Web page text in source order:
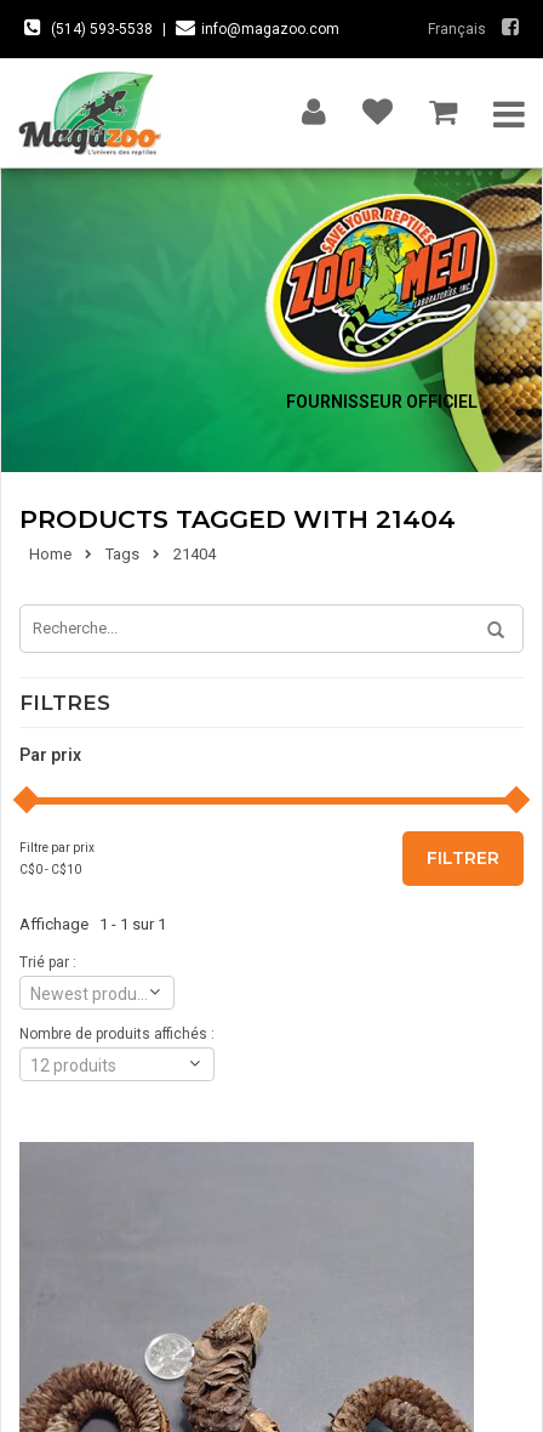
(514) 593-5538 info@magazoo.com Français
FOURNISSEUR OFFICIEL
PRODUCTS TAGGED WITH 21404
Home Tags 21404
FILTRES
Par prix
Filtre par prix
C$0- C$10
FILTRER
Affichage 1 - 1 sur 1
Trié par :
Nombre de produits affichés :
12 produits